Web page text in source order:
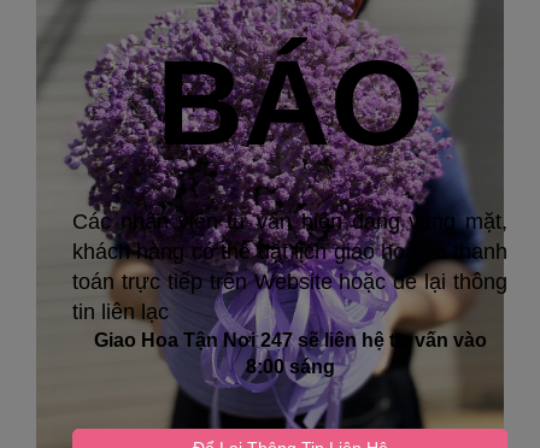
BÁO
Các nhân viên tư vấn hiện đang vắng mặt,
khách hàng có thể đặt lịch giao hoa và thanh
toán trực tiếp trên Website hoặc để lại thông
tin liên lạc
Giao Hoa Tận Nơi 247 sẽ liên hệ tư vấn vào
8:00 sáng